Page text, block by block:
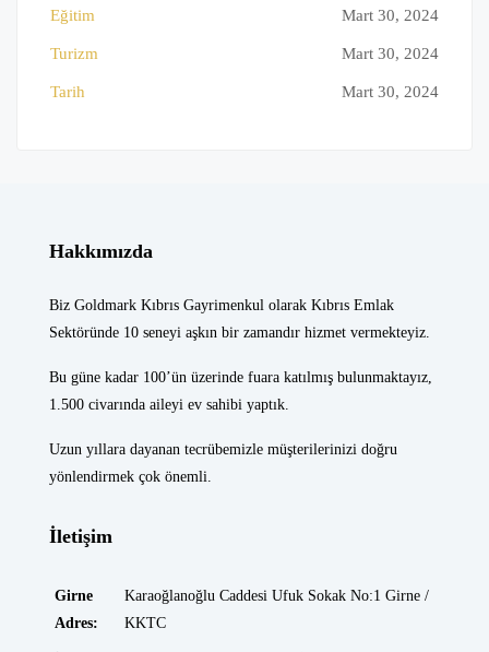
Eğitim Mart 30, 2024
Turizm Mart 30, 2024
Tarih Mart 30, 2024
Hakkımızda
Biz Goldmark Kıbrıs Gayrimenkul olarak Kıbrıs Emlak
Sektöründe 10 seneyi aşkın bir zamandır hizmet vermekteyiz.
Bu güne kadar 100’ün üzerinde fuara katılmış bulunmaktayız,
1.500 civarında aileyi ev sahibi yaptık.
Uzun yıllara dayanan tecrübemizle müşterilerinizi doğru
yönlendirmek çok önemli.
İletişim
Girne
Adres:
Karaoğlanoğlu Caddesi Ufuk Sokak No:1 Girne /
KKTC